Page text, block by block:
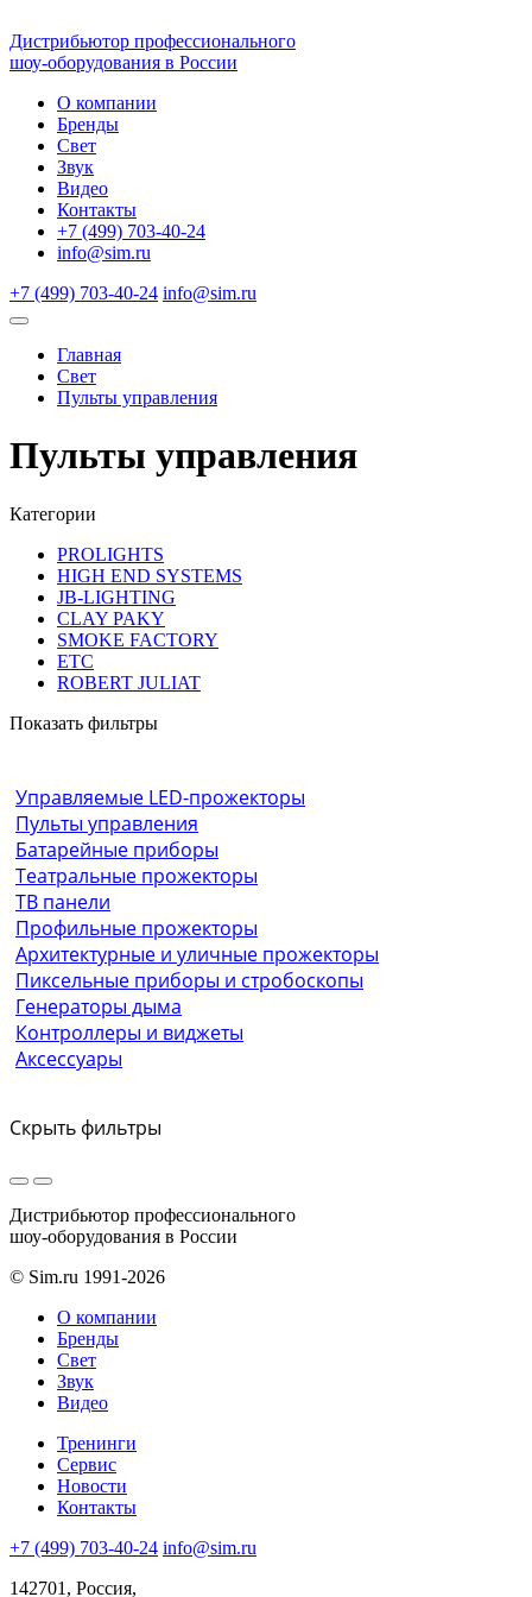
Дистрибьютор профессионального
шоу-оборудования в России
О компании
Бренды
Свет
Звук
Видео
Контакты
+7 (499) 703-40-24
info@sim.ru
+7 (499) 703-40-24 info@sim.ru
Главная
Свет
Пульты управления
Пульты управления
Категории
PROLIGHTS
HIGH END SYSTEMS
JB-LIGHTING
CLAY PAKY
SMOKE FACTORY
ETC
ROBERT JULIAT
Показать фильтры
Управляемые LED-прожекторы
Пульты управления
Батарейные приборы
Театральные прожекторы
ТВ панели
Профильные прожекторы
Архитектурные и уличные прожекторы
Пиксельные приборы и стробоскопы
Генераторы дыма
Контроллеры и виджеты
Аксессуары
Скрыть фильтры
Дистрибьютор профессионального
шоу-оборудования в России
© Sim.ru 1991-2026
О компании
Бренды
Свет
Звук
Видео
Тренинги
Сервис
Новости
Контакты
+7 (499) 703-40-24 info@sim.ru
142701, Россия,